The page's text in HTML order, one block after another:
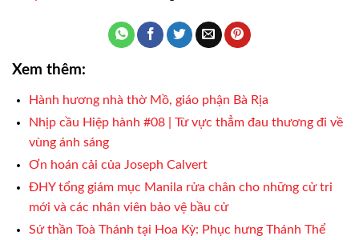
Xem thêm:
Hành hương nhà thờ Mồ, giáo phận Bà Rịa
Nhịp cầu Hiệp hành #08 | Từ vực thẳm đau thương đi về
vùng ánh sáng
Ơn hoán cải của Joseph Calvert
ĐHY tổng giám mục Manila rửa chân cho những cử tri
mới và các nhân viên bảo vệ bầu cử
Sứ thần Toà Thánh tại Hoa Kỳ: Phục hưng Thánh Thể